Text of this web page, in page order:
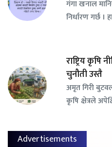
गंगा खनाल
निर्धारण गर्छ
राष्ट्रिय कृषि
चुनौती उस्तै
अमृत गिरी
कृषि क्षेत्रले
Advertisements